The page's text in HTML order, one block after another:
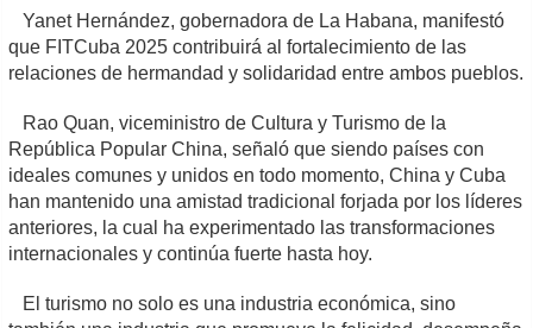
Yanet Hernández, gobernadora de La Habana, manifestó
que FITCuba 2025 contribuirá al fortalecimiento de las
relaciones de hermandad y solidaridad entre ambos pueblos.
Rao Quan, viceministro de Cultura y Turismo de la
República Popular China, señaló que siendo países con
ideales comunes y unidos en todo momento, China y Cuba
han mantenido una amistad tradicional forjada por los líderes
anteriores, la cual ha experimentado las transformaciones
internacionales y continúa fuerte hasta hoy.
El turismo no solo es una industria económica, sino